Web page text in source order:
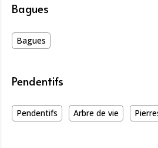
Bagues
Bagues
Pendentifs
Pendentifs Arbre de vie